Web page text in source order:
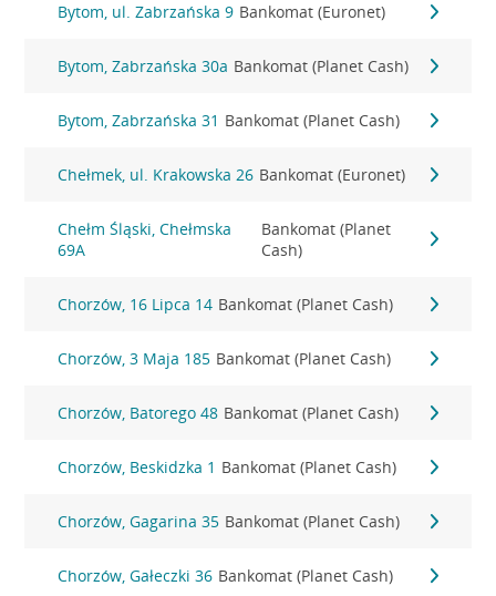
Bytom, ul. Zabrzańska 9 Bankomat (Euronet)
Bytom, Zabrzańska 30a Bankomat (Planet Cash)
Bytom, Zabrzańska 31 Bankomat (Planet Cash)
Chełmek, ul. Krakowska 26 Bankomat (Euronet)
Chełm Śląski, Chełmska
69A
Bankomat (Planet
Cash)
Chorzów, 16 Lipca 14 Bankomat (Planet Cash)
Chorzów, 3 Maja 185 Bankomat (Planet Cash)
Chorzów, Batorego 48 Bankomat (Planet Cash)
Chorzów, Beskidzka 1 Bankomat (Planet Cash)
Chorzów, Gagarina 35 Bankomat (Planet Cash)
Chorzów, Gałeczki 36 Bankomat (Planet Cash)